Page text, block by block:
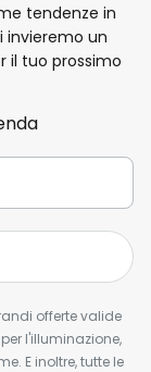
tendenze in
invieremo un
il tuo prossimo
offerte valide
l'illuminazione,
E inoltre, tutte le